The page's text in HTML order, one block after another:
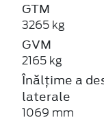
GTM
3265 kg
GVM
2165 kg
Înălțime a
laterale
1069 mm